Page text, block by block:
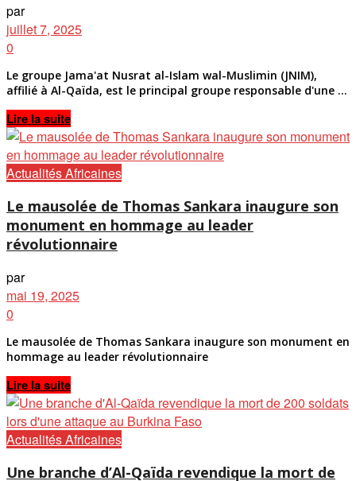
par
juillet 7, 2025
0
Le groupe Jama'at Nusrat al-Islam wal-Muslimin (JNIM),
affilié à Al-Qaïda, est le principal groupe responsable d'une ...
Lire la suiteDetails
Actualités Africaines
Le mausolée de Thomas Sankara inaugure son
monument en hommage au leader
révolutionnaire
par
mai 19, 2025
0
Le mausolée de Thomas Sankara inaugure son monument en
hommage au leader révolutionnaire
Lire la suiteDetails
Actualités Africaines
Une branche d’Al-Qaïda revendique la mort de